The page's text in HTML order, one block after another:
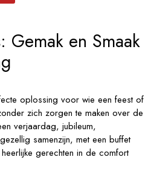
Huis
Gemak en Smaak
oplossing voor wie een feest of
zich zorgen te maken over de
verjaardag, jubileum,
samenzijn, met een buffet
gerechten in de comfort